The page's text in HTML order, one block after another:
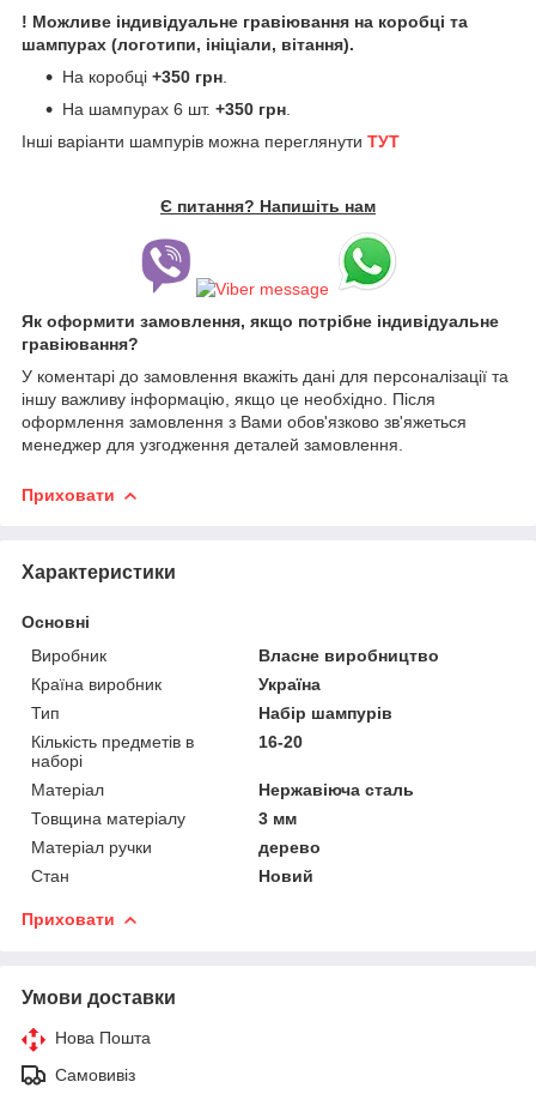
! Можливе індивідуальне гравіювання на коробці та
шампурах (логотипи, ініціали, вітання).
На коробці +350 грн
На шампурах 6 шт. +350 грн
Інші варіанти шампурів можна переглянути ТУТ
Є питання? Напишіть нам
Як оформити замовлення, якщо потрібне індивідуальне
гравіювання?
У коментарі до замовлення вкажіть дані для персоналізації та
іншу важливу інформацію, якщо це необхідно. Після
оформлення замовлення з Вами обов'язково зв'яжеться
менеджер для узгодження деталей замовлення.
Приховати
Характеристики
Основні
Виробник
Власне виробництво
Країна виробник
Україна
Тип
Набір шампурів
Кількість предметів в
наборі
16-20
Матеріал
Нержавіюча сталь
Товщина матеріалу
3 мм
Матеріал ручки
дерево
Стан
Новий
Приховати
Умови доставки
Нова Пошта
Самовивіз